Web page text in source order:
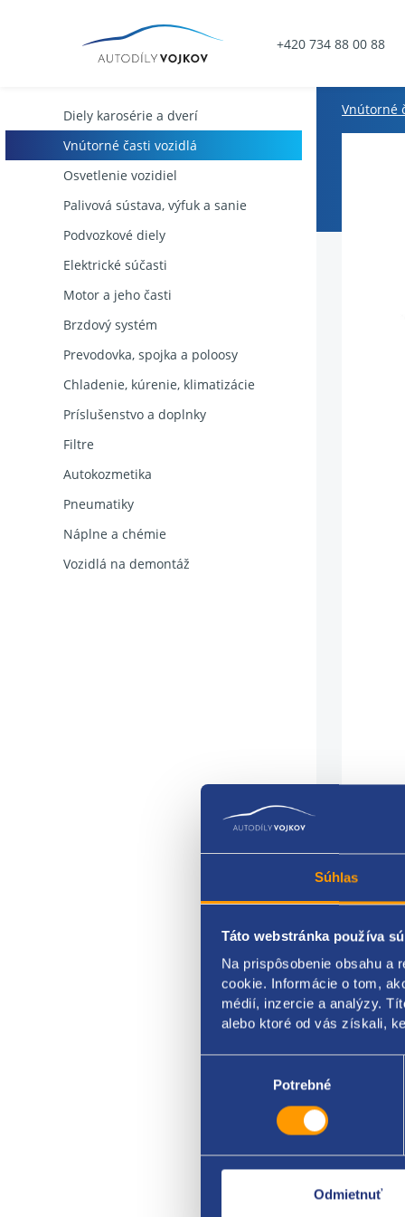
Súhlas
Táto webstránka používa
Na prispôsobenie obsahu a
cookie. Informácie o tom,
médií, inzercie a analýzy.
alebo ktoré od vás získali,
Potrebné
Odmietnuť
+420 734 88 00 88
Diely karosérie a dverí
Vnútorné časti vozidlá
Osvetlenie vozidiel
Palivová sústava, výfuk a sanie
Podvozkové diely
Elektrické súčasti
Motor a jeho časti
Brzdový systém
Prevodovka, spojka a poloosy
Chladenie, kúrenie, klimatizácie
Príslušenstvo a doplnky
Filtre
Autokozmetika
Pneumatiky
Náplne a chémie
Vozidlá na demontáž
Vnútorné
Rám
FIAT